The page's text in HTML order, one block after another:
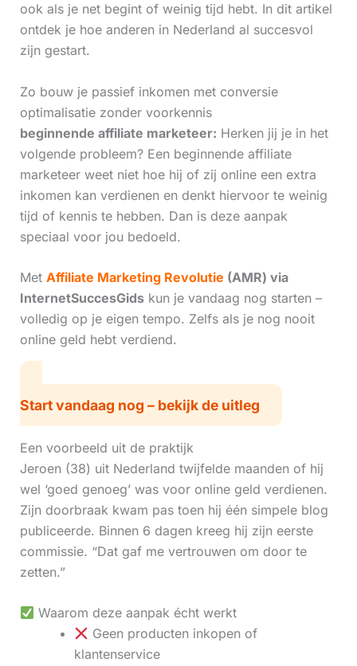
ook als je net begint of weinig tijd hebt. In dit artikel
ontdek je hoe anderen in Nederland al succesvol
zijn gestart.
Zo bouw je passief inkomen met conversie
optimalisatie zonder voorkennis
beginnende affiliate marketeer: Herken jij je in het
volgende probleem? Een beginnende affiliate
marketeer weet niet hoe hij of zij online een extra
inkomen kan verdienen en denkt hiervoor te weinig
tijd of kennis te hebben. Dan is deze aanpak
speciaal voor jou bedoeld.
Met Affiliate Marketing Revolutie (AMR) via
InternetSuccesGidskun je vandaag nog starten –
volledig op je eigen tempo. Zelfs als je nog nooit
online geld hebt verdiend.
Start vandaag nog – bekijk de uitleg
Een voorbeeld uit de praktijk
Jeroen (38) uit Nederland twijfelde maanden of hij
wel ‘goed genoeg’ was voor online geld verdienen.
Zijn doorbraak kwam pas toen hij één simpele blog
publiceerde. Binnen 6 dagen kreeg hij zijn eerste
commissie. “Dat gaf me vertrouwen om door te
zetten.”
Waarom deze aanpak écht werkt
Geen producten inkopen of
klantenservice